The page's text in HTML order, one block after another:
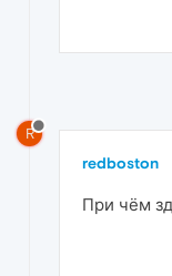
R
redboston
При чём